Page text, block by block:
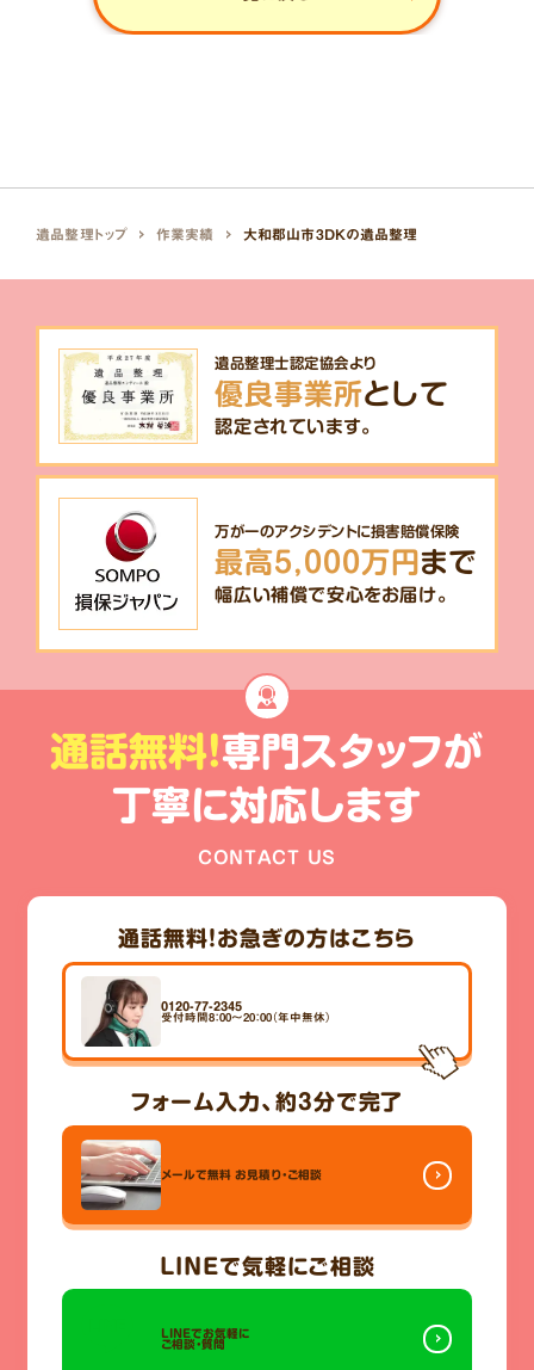
遺品整理トップ 作業実績 大和郡山市3DKの遺品整理
遺品整理士認定協会より
優良事業所として
認定されています。
万が一のアクシデントに損害賠償保険
最高5,000万円まで
幅広い補償で安心をお届け。
通話無料!専門スタッフが
丁寧に対応します
CONTACT US
通話無料！お急ぎの方はこちら
0120-77-2345
受付時間8：00～20：00（年中無休）
フォーム入力、 約3分で完了
メールで無料 お見積り・ご相談
LINEで気軽にご相談
LINEでお気軽に
ご相談・質問